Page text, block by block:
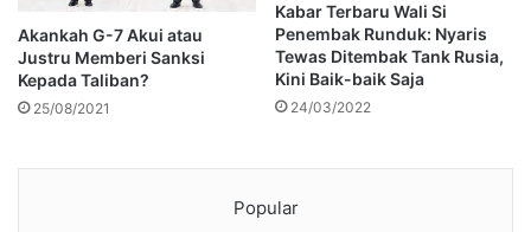
Akankah G-7 Akui atau
Justru Memberi Sanksi
Kepada Taliban?
25/08/2021
Kabar Terbaru Wali Si
Penembak Runduk: Nyaris
Tewas Ditembak Tank Rusia,
Kini Baik-baik Saja
24/03/2022
Popular